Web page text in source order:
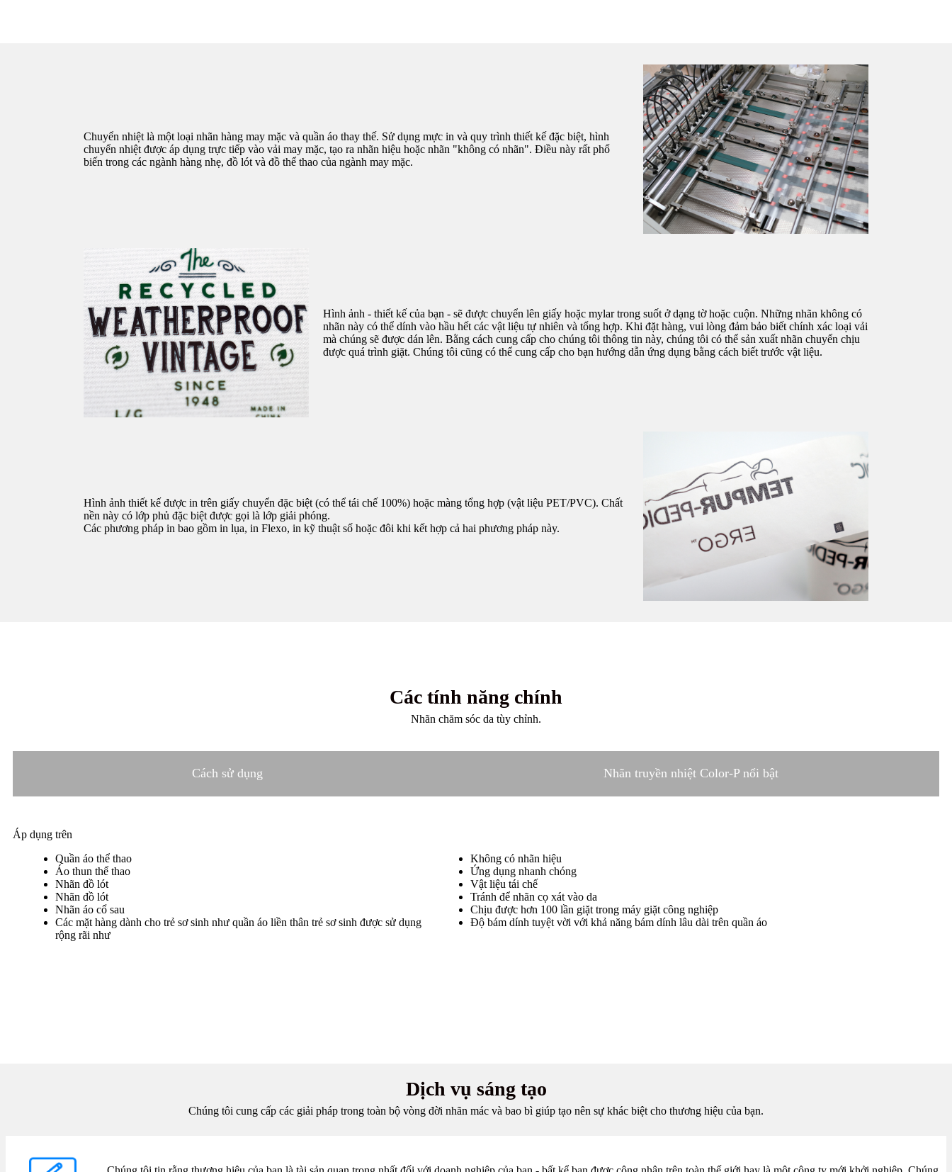
Chuyển nhiệt là một loại nhãn hàng may mặc và quần áo thay thế. Sử dụng mực in và quy trình thiết kế đặc biệt, hình
chuyển nhiệt được áp dụng trực tiếp vào vải may mặc, tạo ra nhãn hiệu hoặc nhãn "không có nhãn". Điều này rất phổ
biến trong các ngành hàng nhẹ, đồ lót và đồ thể thao của ngành may mặc.
Hình ảnh - thiết kế của bạn - sẽ được chuyển lên giấy hoặc mylar trong suốt ở dạng tờ hoặc cuộn. Những nhãn không có
nhãn này có thể dính vào hầu hết các vật liệu tự nhiên và tổng hợp. Khi đặt hàng, vui lòng đảm bảo biết chính xác loại vải
mà chúng sẽ được dán lên. Bằng cách cung cấp cho chúng tôi thông tin này, chúng tôi có thể sản xuất nhãn chuyển chịu
được quá trình giặt. Chúng tôi cũng có thể cung cấp cho bạn hướng dẫn ứng dụng bằng cách biết trước vật liệu.
Hình ảnh thiết kế được in trên giấy chuyển đặc biệt (có thể tái chế 100%) hoặc màng tổng hợp (vật liệu PET/PVC). Chất
nền này có lớp phủ đặc biệt được gọi là lớp giải phóng.
Các phương pháp in bao gồm in lụa, in Flexo, in kỹ thuật số hoặc đôi khi kết hợp cả hai phương pháp này.
Các tính năng chính
Nhãn chăm sóc da tùy chỉnh.
Cách sử dụng Nhãn truyền nhiệt Color-P nổi bật
Áp dụng trên
Quần áo thể thao
Áo thun thể thao
Nhãn đồ lót
Nhãn đồ lót
Nhãn áo cổ sau
Các mặt hàng dành cho trẻ sơ sinh như quần áo liền thân trẻ sơ sinh được sử dụng
rộng rãi như
Không có nhãn hiệu
Ứng dụng nhanh chóng
Vật liệu tái chế
Tránh để nhãn cọ xát vào da
Chịu được hơn 100 lần giặt trong máy giặt công nghiệp
Độ bám dính tuyệt vời với khả năng bám dính lâu dài trên quần áo
Dịch vụ sáng tạo
Chúng tôi cung cấp các giải pháp trong toàn bộ vòng đời nhãn mác và bao bì giúp tạo nên sự khác biệt cho thương hiệu của bạn.